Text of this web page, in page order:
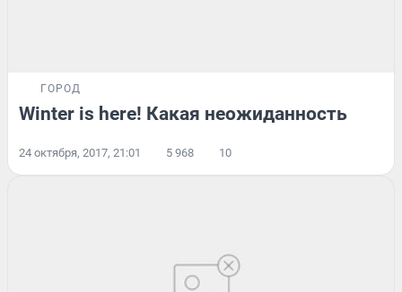
ГОРОД
Winter is here! Какая неожиданность
24 октября, 2017, 21:01 5 968 10